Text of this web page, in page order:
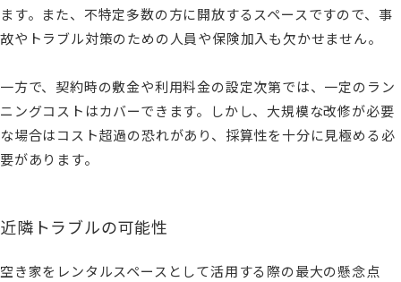
ます。また、不特定多数の方に開放するスペースですので、事
故やトラブル対策のための人員や保険加入も欠かせません。
一方で、契約時の敷金や利用料金の設定次第では、一定のラン
ニングコストはカバーできます。しかし、大規模な改修が必要
な場合はコスト超過の恐れがあり、採算性を十分に見極める必
要があります。
近隣トラブルの可能性
空き家をレンタルスペースとして活用する際の最大の懸念点